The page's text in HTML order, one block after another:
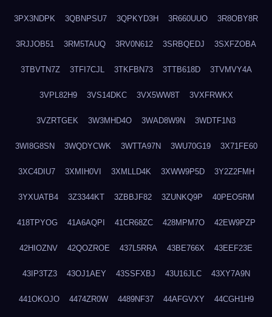
3PX3NDPK 3QBNPSU7 3QPKYD3H 3R660UUO 3R8OBY8R
3RJJOB51 3RM5TAUQ 3RV0N612 3SRBQEDJ 3SXFZOBA
3TBVTN7Z 3TFI7CJL 3TKFBN73 3TTB618D 3TVMVY4A
3VPL82H9 3VS14DKC 3VX5WW8T 3VXFRWKX
3VZRTGEK 3W3MHD4O 3WAD8W9N 3WDTF1N3
3WI8G8SN 3WQDYCWK 3WTTA97N 3WU70G19 3X71FE60
3XC4DIU7 3XMIH0VI 3XMLLD4K 3XWW9P5D 3Y2Z2FMH
3YXUATB4 3Z3344KT 3ZBBJF82 3ZUNKQ9P 40PEO5RM
418TPYOG 41A6AQPI 41CR68ZC 428MPM7O 42EW9PZP
42HIOZNV 42QOZROE 437L5RRA 43BE766X 43EEF23E
43IP3TZ3 43OJ1AEY 43SSFXBJ 43U16JLC 43XY7A9N
441OKOJO 4474ZR0W 4489NF37 44AFGVXY 44CGH1H9